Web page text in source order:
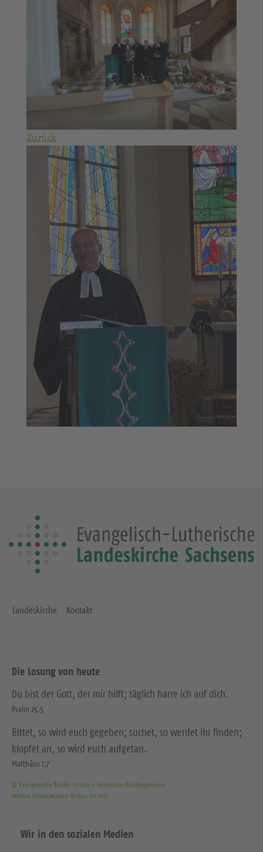
Zurück
Landeskirche Kontakt
Die Losung von heute
Du bist der Gott, der mir hilft; täglich harre ich auf dich.
Psalm 25,5
Bittet, so wird euch gegeben; suchet, so werdet ihr finden;
klopfet an, so wird euch aufgetan.
Matthäus 7,7
© Evangelische Brüder-Unität – Herrnhuter Brüdergemeine
Weitere Informationen finden Sie hier
Wir in den sozialen Medien